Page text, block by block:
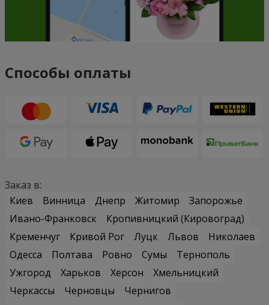
Способы оплаты
Заказ в:
Киев
Винница Днепр Житомир
Запорожье
Ивано-Франковск
Кропивницкий (Кировоград)
Кременчуг
Кривой Рог Луцк Львов
Николаев
Одесса
Полтава Ровно Сумы
Тернополь
Ужгород
Харьков Херсон
Хмельницкий
Черкассы
Черновцы
Чернигов